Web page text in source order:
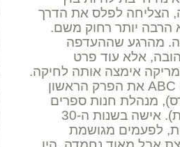
הצליחה לפלס את הדרך
הרבה יותר רחוק משם.
מהרגע שההעדפה
אלא עוד פרט
אימצה אותה לחיקה.
אבל, נחזור ל-1994 . במרס, שידרה ABC את הפרק הראשון
מנהלת חנות ספרים
באל.איי (אח"כ היא קנתה את החנות). אישה בשנות ה-30
לפעמים מגושמת